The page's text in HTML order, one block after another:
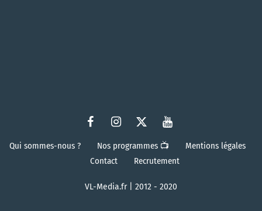
Qui sommes-nous ? Nos programmes 📺
Mentions légales
Contact
Recrutement
VL-Media.fr | 2012 - 2020